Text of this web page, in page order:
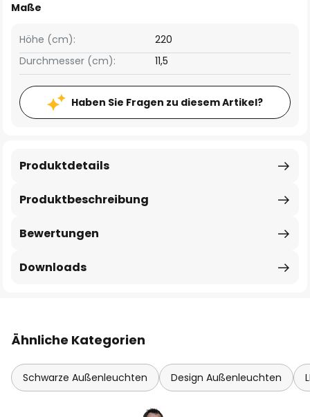
Maße
Höhe (cm):
220
Durchmesser (cm):
11,5
Haben Sie Fragen zu diesem Artikel?
Produktbeschreibung
Produktdetails
Bewertungen
Downloads
Ähnliche Kategorien
Schwarze Außenleuchten Design Außenleuchten